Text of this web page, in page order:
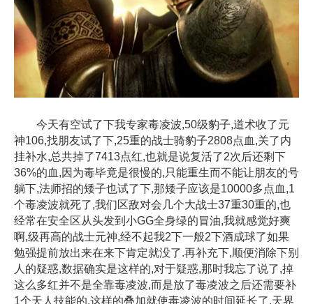
今天有空试了下我专家毒凌波,50级豹子,道术收了元
神106,找朋友试了下,25重的战士骑豹子2808点血,关了内
挂补水,总共掉了7413点红,也就是说复活了2次后还剩下
36%的血,因为毒毕竟是很慢的,只能重生而不能让朋友的号
躺下,法师招的矮子也试了下,那矮子应该是10000多点血,1
个毒凌波就死了,我们区敌对会几个大战士37重30重的,也
经常在安全区从头发到小GG全身绿的冒油,我就感觉好爽
啊,级再高的战士元神,经不起我2下一般2下酒成球了如果
勉强提前放出来在来下肯定就没了.再补充下,顺便消除下别
人的疑惑,数据确实是这样的,对于疑惑,那时我忘了说了,掉
这么多红并不是全靠毒凌波,而是放了毒凌波之后还需要补
1个天人技能的,这样的叠加就使毒凌波的时间延长了,天界